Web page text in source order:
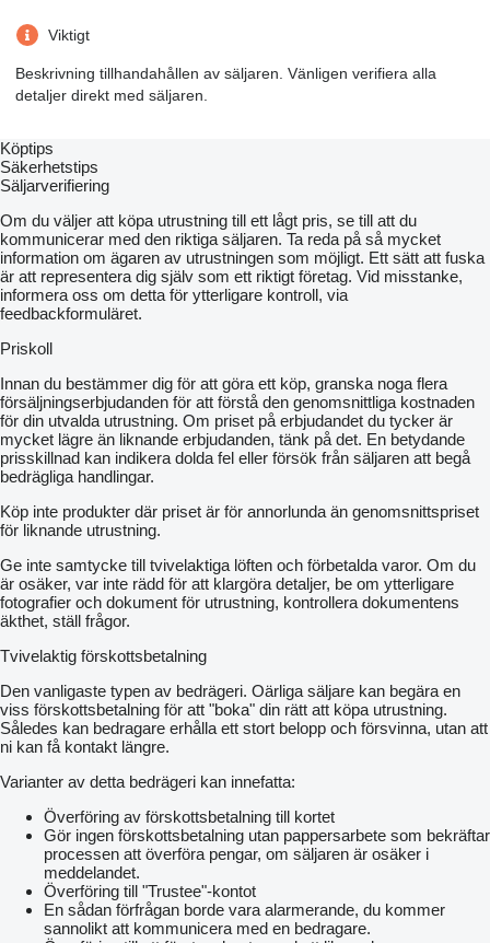
Viktigt
Beskrivning tillhandahållen av säljaren. Vänligen verifiera alla
detaljer direkt med säljaren.
Köptips
Säkerhetstips
Säljarverifiering
Om du väljer att köpa utrustning till ett lågt pris, se till att du
kommunicerar med den riktiga säljaren. Ta reda på så mycket
information om ägaren av utrustningen som möjligt. Ett sätt att fuska
är att representera dig själv som ett riktigt företag. Vid misstanke,
informera oss om detta för ytterligare kontroll, via
feedbackformuläret.
Priskoll
Innan du bestämmer dig för att göra ett köp, granska noga flera
försäljningserbjudanden för att förstå den genomsnittliga kostnaden
för din utvalda utrustning. Om priset på erbjudandet du tycker är
mycket lägre än liknande erbjudanden, tänk på det. En betydande
prisskillnad kan indikera dolda fel eller försök från säljaren att begå
bedrägliga handlingar.
Köp inte produkter där priset är för annorlunda än genomsnittspriset
för liknande utrustning.
Ge inte samtycke till tvivelaktiga löften och förbetalda varor. Om du
är osäker, var inte rädd för att klargöra detaljer, be om ytterligare
fotografier och dokument för utrustning, kontrollera dokumentens
äkthet, ställ frågor.
Tvivelaktig förskottsbetalning
Den vanligaste typen av bedrägeri. Oärliga säljare kan begära en
viss förskottsbetalning för att "boka" din rätt att köpa utrustning.
Således kan bedragare erhålla ett stort belopp och försvinna, utan att
ni kan få kontakt längre.
Varianter av detta bedrägeri kan innefatta:
Överföring av förskottsbetalning till kortet
Gör ingen förskottsbetalning utan pappersarbete som bekräftar
processen att överföra pengar, om säljaren är osäker i
meddelandet.
Överföring till "Trustee"-kontot
En sådan förfrågan borde vara alarmerande, du kommer
sannolikt att kommunicera med en bedragare.